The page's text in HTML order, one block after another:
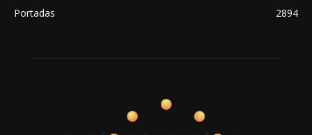
Portadas
2894